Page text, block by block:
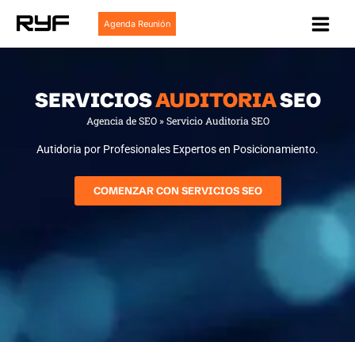
contenido
Agenda Reunión
SERVICIOSAUDITORIASEO
Agencia de SEO»Servicio Auditoria SEO
Autidoria por Profesionales Expertos en Posicionamiento.
COMENZAR CON SERVICIOS SEO